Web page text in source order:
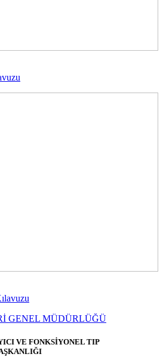
VE FONKSİYONEL TIP